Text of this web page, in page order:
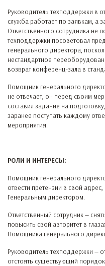
Руководитель техподдержки в
служба работает по заявкам, а
Ответственного сотрудника не
техподдержки посоветовал
генерального директора,
нестандартное
возврат конференц-зала в
Помощник генерального
не отвечает, он перед своим
составил задание на
заранее поступать каждому
мероприятия.
РОЛИ И ИНТЕРЕСЫ:
Помощник генерального
отвести претензии в свой
Генеральным директором.
Ответственный сотрудник —
повысить свой авторитет в
Помощника генерального
Руководитель техподдержки —
отстоять существующий